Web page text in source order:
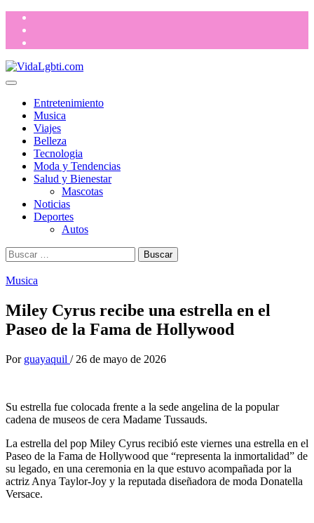
Saltar
contenido
Menú
principalEntretenimiento
Musica
Viajes
Belleza
Tecnologia
Moda y Tendencias
Salud y Bienestar
Mascotas
Noticias
Deportes
Autos
Buscar:
Musica
Miley Cyrus recibe una estrella en el
Paseo de la Fama de Hollywood
Por guayaquil / 26 de mayo de 2026
Su estrella fue colocada frente a la sede angelina de la popular
cadena de museos de cera Madame Tussauds.
La estrella del pop Miley Cyrus recibió este viernes una estrella en el
Paseo de la Fama de Hollywood que “representa la inmortalidad” de
su legado, en una ceremonia en la que estuvo acompañada por la
actriz Anya Taylor-Joy y la reputada diseñadora de moda Donatella
Versace.